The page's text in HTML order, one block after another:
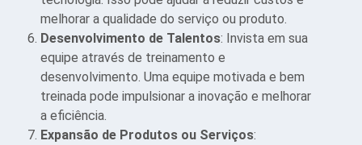
melhorar a qualidade do serviço ou produto.
Desenvolvimento de Talentos: Invista em sua
equipe através de treinamento e
desenvolvimento. Uma equipe motivada e bem
treinada pode impulsionar a inovação e melhorar
a eficiência.
Expansão de Produtos ou Serviços: